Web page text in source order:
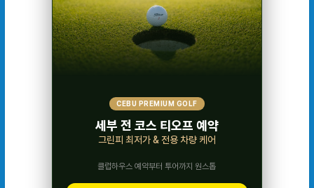
CEBU PREMIUM GOLF
세부 전 코스 티오프 예약
그린피 최저가 & 전용 차량 케어
클럽하우스 예약부터 투어까지 원스톱